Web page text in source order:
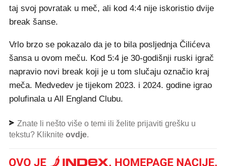
taj svoj povratak u meč, ali kod 4:4 nije iskoristio dvije
break šanse.
Vrlo brzo se pokazalo da je to bila posljednja Čilićeva
šansa u ovom meču. Kod 5:4 je 30-godišnji ruski igrač
napravio novi break koji je u tom slučaju označio kraj
meča. Medvedev je tijekom 2023. i 2024. godine igrao
polufinala u All England Clubu.
Znate li nešto više o temi ili želite prijaviti grešku u
tekstu? Kliknite ovdje.